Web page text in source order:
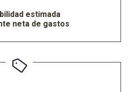
estimada
neta de gastos